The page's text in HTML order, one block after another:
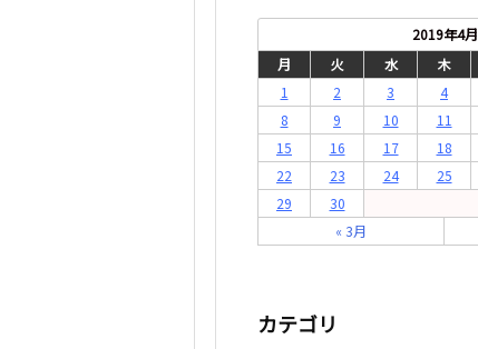
2019年4月
月
火 水 木
1
2 3 4
8
9 10 11
15
16 17 18
22
23 24 25
29
30
« 3月
カテゴリ